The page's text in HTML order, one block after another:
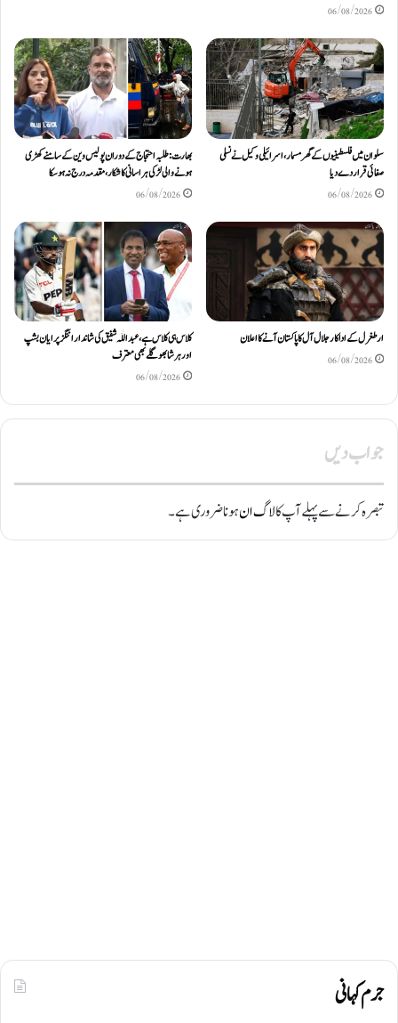
06/08/2026
سلوان میں فلسطینیوں کے گھر مسمار، اسرائیلی وکیل نے نسلی
صفائی قرار دے دیا
06/08/2026
بھارت: طلبہ احتجاج کے دوران پولیس وین کے سامنے کھڑی
ہونے والی لڑکی ہراسانی کا شکار، مقدمہ درج نہ ہوسکا
06/08/2026
ارطغرل کے اداکار جلال آل کا پاکستان آنے کا اعلان
06/08/2026
کلاس ہی کلاس ہے، عبد اللّٰہ شفیق کی شاندار اننگز پر ایان بشپ
اور ہرشا بھوگلے بھی معترف
06/08/2026
جواب دیں
تبصرہ کرنے سے پہلے آپ کالاگ انہونا ضروری ہے۔
جرم کہانی